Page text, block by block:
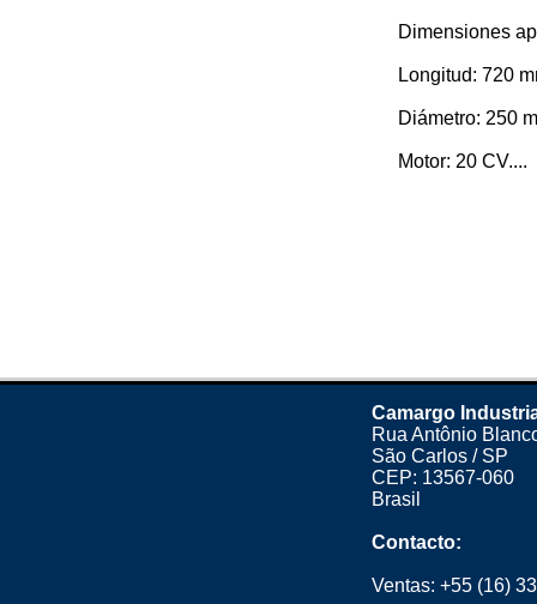
Dimensiones
Longitud: 720
Diámetro: 250
Motor: 20 CV....
Camargo
Rua Antônio
São Carlos / SP
CEP: 13567-060
Brasil
Contacto:
Ventas: +55 (16)